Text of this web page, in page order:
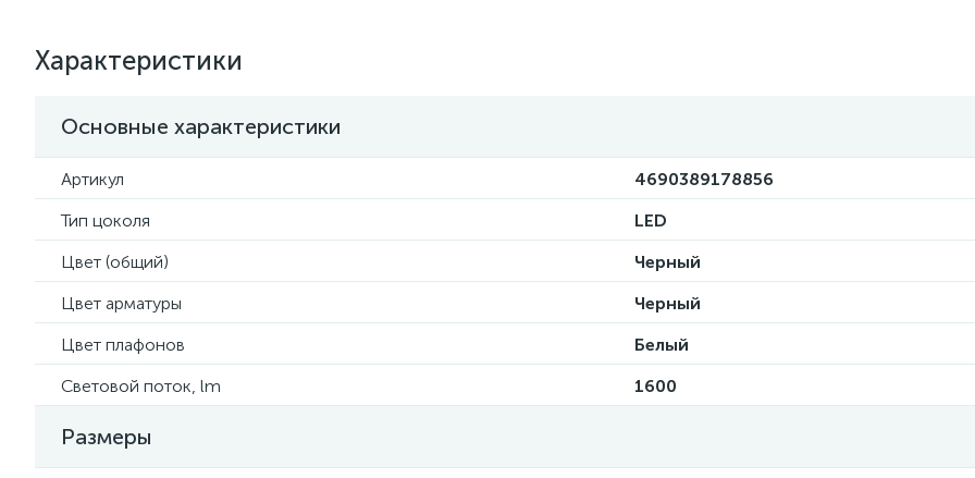
Характеристики
Основные характеристики
Артикул
4690389178856
Тип цоколя
LED
Цвет (общий)
Черный
Цвет арматуры
Черный
Цвет плафонов
Белый
Световой поток, lm
1600
Размеры